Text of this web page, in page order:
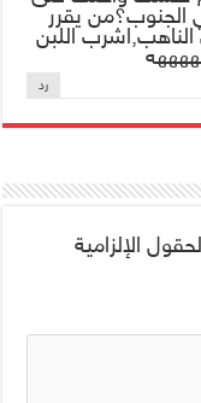
الجنوب؟من يقرر
اللبن
رد
الإلزامية